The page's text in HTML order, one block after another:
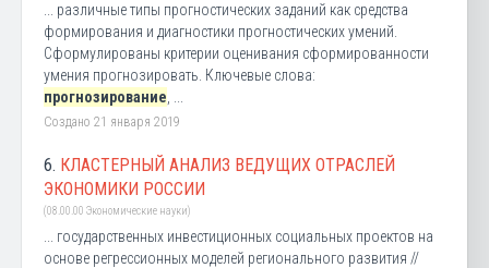
... различные типы прогностических заданий как средства
формирования и диагностики прогностических умений.
Сформулированы критерии оценивания сформированности
умения прогнозировать. Ключевые слова:
прогнозирование
Создано 21 января 2019
6. КЛАСТЕРНЫЙ АНАЛИЗ ВЕДУЩИХ ОТРАСЛЕЙ
ЭКОНОМИКИ РОССИИ
(08.00.00 Экономические науки)
... государственных инвестиционных социальных проектов на
основе регрессионных моделей регионального развития //